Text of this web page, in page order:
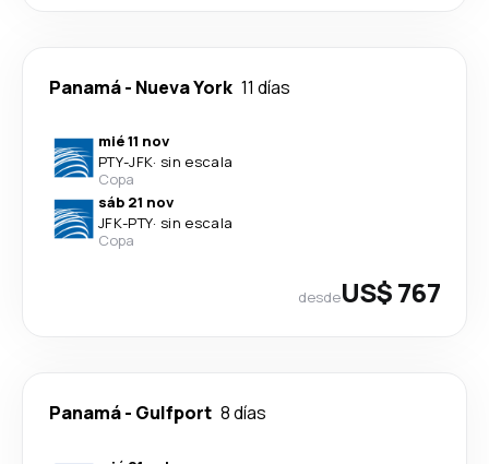
Panamá- Nueva York 11 días
mié 11 nov
PTY-JFK· sin escala
Copa
sáb 21 nov
JFK-PTY· sin escala
Copa
desdeUS$ 767
Panamá- Gulfport 8 días